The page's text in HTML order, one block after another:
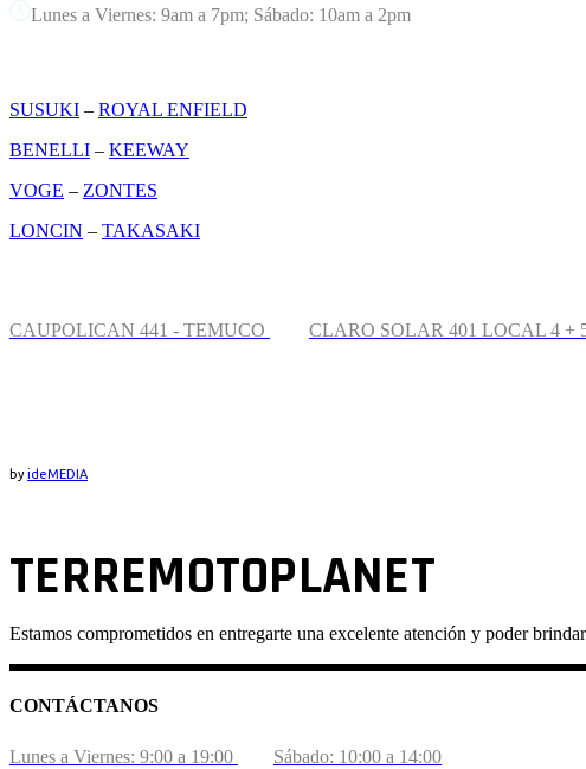
Lunes a Viernes: 9am a 7pm; Sábado: 10am a 2pm
SUSUKI – ROYAL ENFIELD
BENELLI – KEEWAY
VOGE – ZONTES
LONCIN – TAKASAKI
CAUPOLICAN 441 - TEMUCO CLARO SOLAR 401 LOCAL 4 +
byideMEDIA
TERREMOTOPLANET
Estamos comprometidos en entregarte una excelente atención y poder
CONTÁCTANOS
Lunes a Viernes: 9:00 a 19:00 Sábado: 10:00 a 14:00